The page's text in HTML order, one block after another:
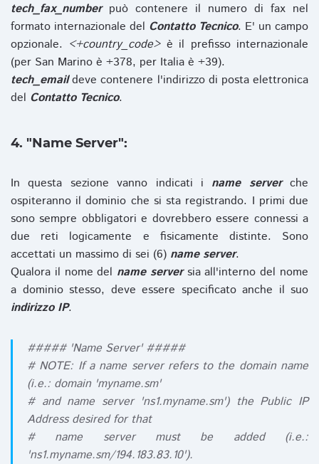
tech_fax_numberpuò contenere il numero di fax nel
formato internazionale del Contatto Tecnico. E' un campo
opzionale. <+country_code>è il prefisso internazionale
(per San Marino è +378, per Italia è +39).
tech_emaildeve contenere l'indirizzo di posta elettronica
del Contatto Tecnico.
4. "Name Server":
In questa sezione vanno indicati i name serverche
ospiteranno il dominio che si sta registrando. I primi due
sono sempre obbligatori e dovrebbero essere connessi a
due reti logicamente e fisicamente distinte. Sono
accettati un massimo di sei (6) name server.
Qualora il nome del name serversia all'interno del nome
a dominio stesso, deve essere specificato anche il suo
indirizzo IP.
##### 'Name Server' #####
# NOTE: If a name server refers to the domain name
(i.e.: domain 'myname.sm'
# and name server 'ns1.myname.sm') the Public IP
Address desired for that
# name server must be added (i.e.:
'ns1.myname.sm/194.183.83.10').